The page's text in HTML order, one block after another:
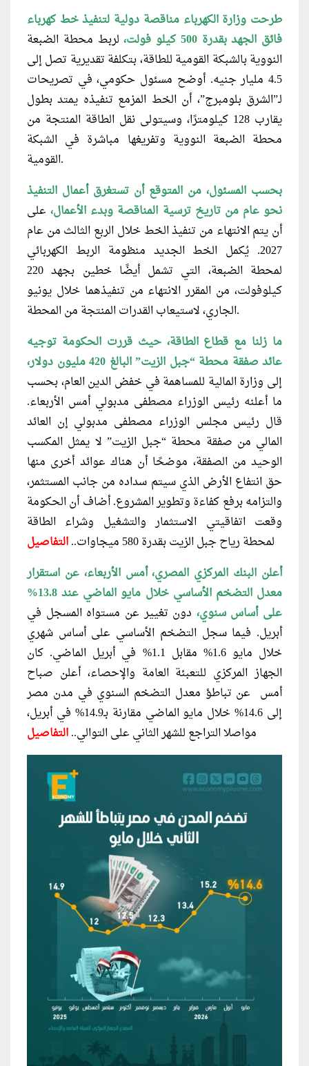
طرحت وزارة الكهرباء مناقصة دولية لتنفيذ خط كهرباء
فائق الجهد بقدرة 500 كيلو فولت،
لربط محطة الضبعة
النووية بالشبكة القومية للطاقة، بتكلفة تقديرية تصل إلى
4.5 مليار جنيه. أوضح مسئول حكومي، في تصريحات
لـ”الشرق بلومبرج”، أن الخط المزمع تنفيذه يمتد بطول
يقارب 128 كيلومترًا، وسيتولى نقل الطاقة المنتجة من
محطة الضبعة النووية وتفريغها مباشرة في الشبكة
القومية.
بحسب المسئول، من المتوقع أن تستغرق أعمال التنفيذ
نحو عام من تاريخ ترسية المناقصة وبدء الأعمال،على
أن يتم الانتهاء من تنفيذ الخط خلال الربع الثالث من عام
2027. يُكمل الخط الجديد منظومة الربط الكهربائي
لمحطة الضبعة، التي تشمل أيضًا خطين بجهد 220
كيلوفولت، من المقرر الانتهاء من تنفيذهما خلال يونيو
الجاري، لاستيعاب القدرات المنتجة من المحطة.
ما زلنا مع قطاع الطاقة، حيث قررت الحكومة توجيه
عائد صفقة محطة “جبل الزيت” البالغ 420 مليون دولار،
إلى وزارة المالية للمساهمة في خفض الدين العام، بحسب
ما أعلنه رئيس الوزراء مصطفى مدبولي أمس الأربعاء.
قال رئيس مجلس الوزراء مصطفى مدبولي إن العائد
المالي من صفقة محطة “جبل الزيت” لا يمثل المكسب
الوحيد من الصفقة، موضحًا أن هناك عوائد أخرى منها
حق انتفاع الأرض الذي سيتم سداده من جانب المستثمر،
والتزامه برفع كفاءة وتطوير المشروع. أضاف أن الحكومة
وقعت اتفاقيتي الاستثمار والتشغيل وشراء الطاقة
لمحطة رياح جبل الزيت بقدرة 580 ميجاوات..
التفاصيل
أعلن البنك المركزي المصري، أمس الأربعاء، عن استقرار
معدل التضخم الأساسي خلال مايو الماضي عند 13.8%
على أساس سنوي، دون تغيير عن مستواه المسجل في
أبريل. فيما سجل التضخم الأساسي على أساس شهري
خلال مايو 1.6% مقابل 1.1% في أبريل الماضي. كان
الجهاز المركزي للتعبئة العامة والإحصاء، أعلن صباح
أمس عن تباطؤ معدل التضخم السنوي في مدن مصر
إلى 14.6% خلال مايو الماضي مقارنة بـ14.9% في أبريل،
مواصلا التراجع للشهر الثاني على التوالي..التفاصيل